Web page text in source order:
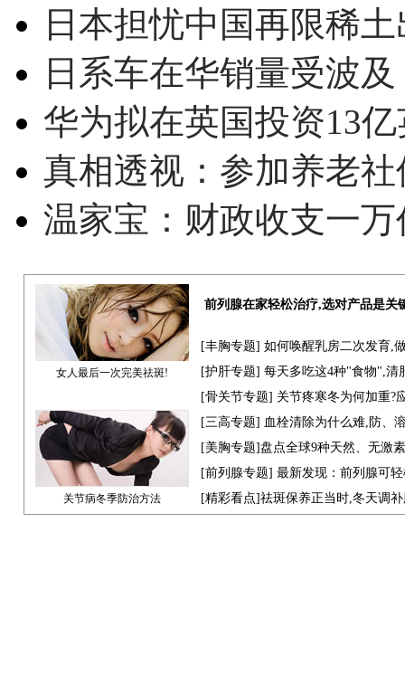
日本担忧中国再限稀
日系车在华销量受波
华为拟在英国投资13
真相透视：参加养老
温家宝：财政收支一
女人最后一次完美祛斑!
前列腺在家轻松治疗,选对产品是关
[丰胸专题] 如何唤醒乳房二次发育,
[护肝专题] 每天多吃这4种"食物",清
[骨关节专题] 关节疼寒冬为何加重?
关节病冬季防治方法
[三高专题] 血栓清除为什么难,防、
[美胸专题]盘点全球9种天然、无激
[前列腺专题] 最新发现：前列腺可
[精彩看点]祛斑保养正当时,冬天调